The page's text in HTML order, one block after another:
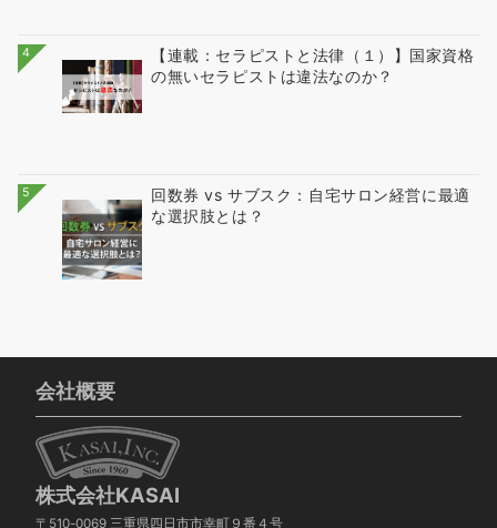
4
【連載：セラピストと法律（１）】国家資格
の無いセラピストは違法なのか？
5
回数券 vs サブスク：自宅サロン経営に最適
な選択肢とは？
会社概要
株式会社KASAI
〒510-0069 三重県四日市市幸町９番４号